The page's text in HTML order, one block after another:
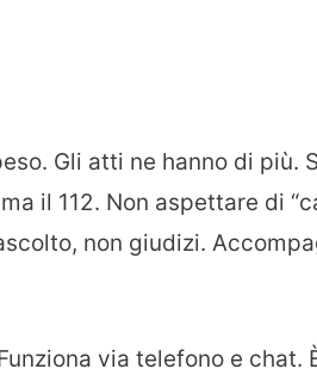
Gli atti ne hanno di più.
il 112. Non aspettare di
non giudizi.
via telefono e chat.